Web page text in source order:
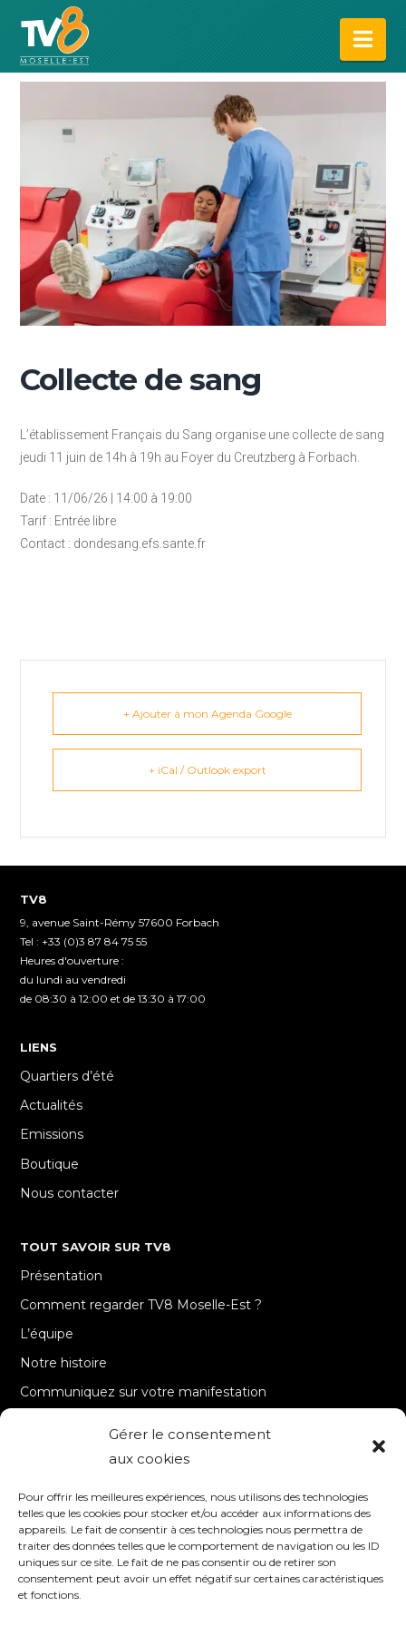
Gérer le consentement
aux cookies
Pour offrir les meilleures expériences, nous utilisons des technologies
telles que les cookies pour stocker et/ou accéder aux informations des
appareils. Le fait de consentir à ces technologies nous permettra de
traiter des données telles que le comportement de navigation ou les ID
uniques sur ce site. Le fait de ne pas consentir ou de retirer son
consentement peut avoir un effet négatif sur certaines caractéristiques
et fonctions.
Collecte de sang
L’établissement Français du Sang organise une collecte de sang
jeudi 11 juin de 14h à 19h au Foyer du Creutzberg à Forbach.
Date : 11/06/26 | 14:00 à 19:00
Tarif : Entrée libre
Contact : dondesang.efs.sante.fr
+ Ajouter à mon Agenda Google
+ iCal / Outlook export
TV8
9, avenue Saint-Rémy 57600 Forbach
Tel : +33 (0)3 87 84 75 55
Heures d'ouverture :
du lundi au vendredi
de 08:30 à 12:00 et de 13:30 à 17:00
LIENS
Quartiers d’été
Actualités
Emissions
Boutique
Nous contacter
TOUT SAVOIR SUR TV8
Présentation
Comment regarder TV8 Moselle-Est ?
L’équipe
Notre histoire
Communiquez sur votre manifestation
Contact
Mentions Légales / Crédits
Politique de cookies (UE)
Politique de confidentialité – RGPD